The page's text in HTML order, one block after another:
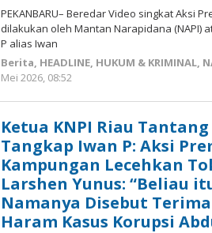
PEKANBARU– Beredar Video singkat Aksi
dilakukan oleh Mantan Narapidana (NAPI)
P alias Iwan
Berita, HEADLINE, HUKUM & KRIMINAL,
Mei 2026, 08:52
Ketua KNPI Riau
Tangkap Iwan P: Aksi
Kampungan Lecehkan
Larshen Yunus: “Beliau
Namanya Disebut
Haram Kasus Korupsi